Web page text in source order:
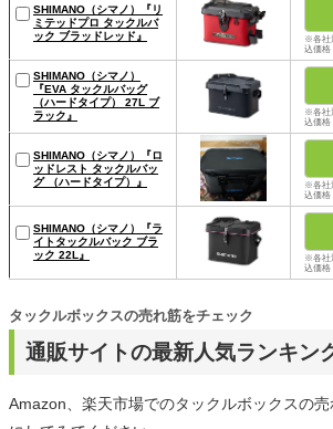
SHIMANO（シマノ）『リ
ミテッドプロ タックルバ
ック ブラッドレッド』
※各社
込価格
SHIMANO（シマノ）
『EVA タックルバッグ
（ハードタイプ） 27L ブ
ラック』
※各社
込価格
SHIMANO（シマノ）『ロ
ッドレスト タックルバッ
グ （ハードタイプ）』
※各社
込価格
SHIMANO（シマノ）『ラ
イトタックルバック ブラ
ック 22L』
※各社
込価格
通販サイトの最新人気ランキン
タックルボックスの売れ筋をチェック
Amazon、楽天市場でのタックルボックスの